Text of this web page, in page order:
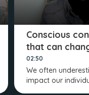
Conscious
that can
world
02:50
We often
impact our